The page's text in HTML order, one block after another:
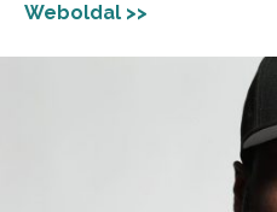
Weboldal >>